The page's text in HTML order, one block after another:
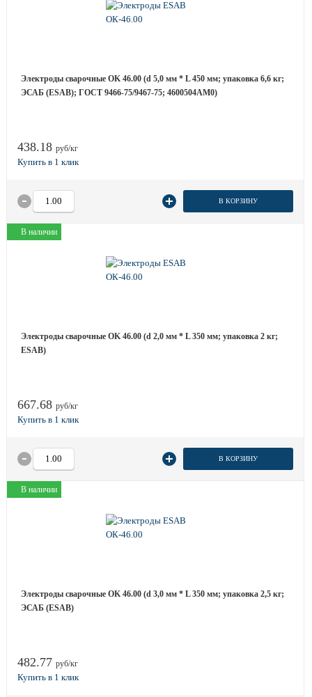
Электроды сварочные OK 46.00 (d 5,0 мм * L 450 мм; упаковка 6,6 кг;
ЭСАБ (ESAB); ГОСТ 9466-75/9467-75; 4600504AM0)
438.18 руб/кг
В КОРЗИНУ
В наличии
Электроды сварочные OK 46.00 (d 2,0 мм * L 350 мм; упаковка 2 кг;
ESAB)
667.68 руб/кг
В КОРЗИНУ
В наличии
Электроды сварочные OK 46.00 (d 3,0 мм * L 350 мм; упаковка 2,5 кг;
ЭСАБ (ESAB)
482.77 руб/кг